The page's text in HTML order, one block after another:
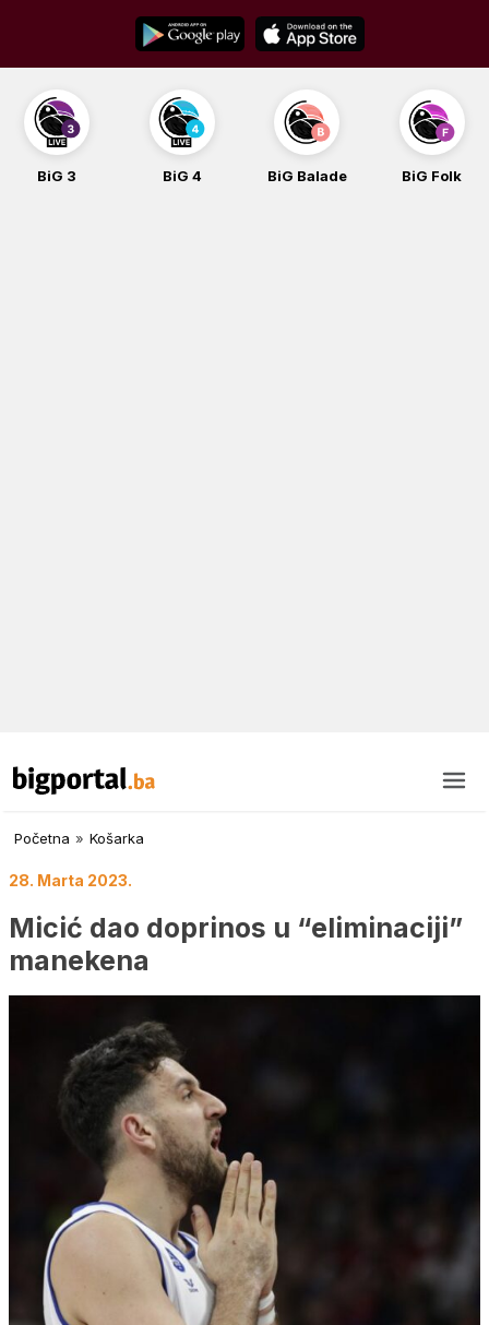
content
BiG 3 BiG 4 BiG Balade BiG Folk
Početna » Košarka
28. Marta 2023.
Micić dao doprinos u “eliminaciji”
manekena